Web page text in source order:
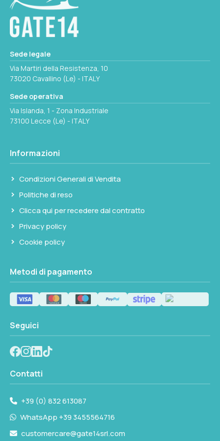
Ø INTERNO MM
155
Nero
Sede legale
Via Martiri della Resistenza, 10
73020 Cavallino (Le) - ITALY
Sede operativa
Via Islanda, 1 - Zona Industriale
73100 Lecce (Le) - ITALY
Informazioni
Condizioni Generali di Vendita
Politiche di reso
Clicca qui per recedere dal contratto
Privacy policy
Cookie policy
Metodi di pagamento
Seguici
Contatti
+39 (0) 832 613087
WhatsApp +39 3455564716
customercare@gate14srl.com